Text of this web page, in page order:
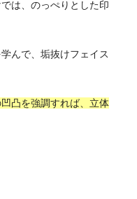
は、のっぺりとした印
んで、垢抜けフェイス
凸を強調すれば、立体